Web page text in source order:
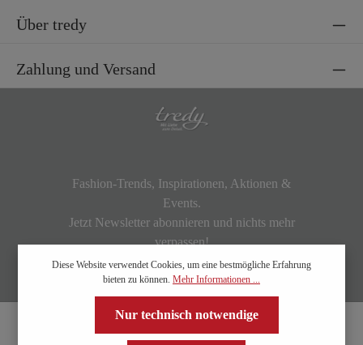
Über tredy
Zahlung und Versand
Fashion-Trends, Inspirationen, Aktionen &
Events.
Jetzt Newsletter abonnieren und nichts mehr
verpassen!
Diese Website verwendet Cookies, um eine bestmögliche Erfahrung
bieten zu können. Mehr Informationen ...
Nur technisch notwendige